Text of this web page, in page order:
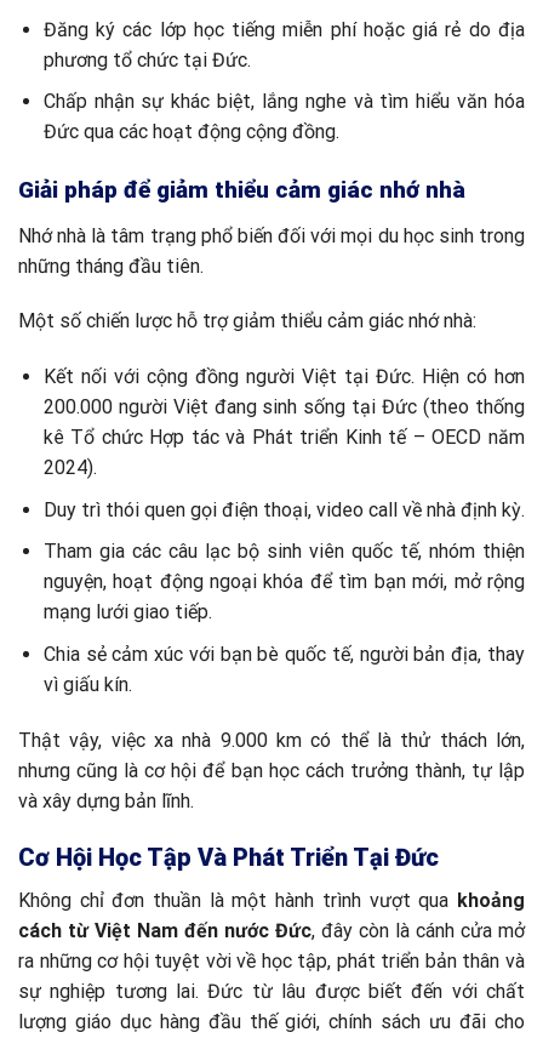
Đăng ký các lớp học tiếng miễn phí hoặc giá rẻ do địa
phương tổ chức tại Đức.
Chấp nhận sự khác biệt, lắng nghe và tìm hiểu văn hóa
Đức qua các hoạt động cộng đồng.
Giải pháp để giảm thiểu cảm giác nhớ nhà
Nhớ nhà là tâm trạng phổ biến đối với mọi du học sinh trong
những tháng đầu tiên.
Một số chiến lược hỗ trợ giảm thiểu cảm giác nhớ nhà:
Kết nối với cộng đồng người Việt tại Đức. Hiện có hơn
200.000 người Việt đang sinh sống tại Đức (theo thống
kê Tổ chức Hợp tác và Phát triển Kinh tế – OECD năm
2024).
Duy trì thói quen gọi điện thoại, video call về nhà định kỳ.
Tham gia các câu lạc bộ sinh viên quốc tế, nhóm thiện
nguyện, hoạt động ngoại khóa để tìm bạn mới, mở rộng
mạng lưới giao tiếp.
Chia sẻ cảm xúc với bạn bè quốc tế, người bản địa, thay
vì giấu kín.
Thật vậy, việc xa nhà 9.000 km có thể là thử thách lớn,
nhưng cũng là cơ hội để bạn học cách trưởng thành, tự lập
và xây dựng bản lĩnh.
Cơ Hội Học Tập Và Phát Triển Tại Đức
Không chỉ đơn thuần là một hành trình vượt qua khoảng
cách từ Việt Nam đến nước Đức, đây còn là cánh cửa mở
ra những cơ hội tuyệt vời về học tập, phát triển bản thân và
sự nghiệp tương lai. Đức từ lâu được biết đến với chất
lượng giáo dục hàng đầu thế giới, chính sách ưu đãi cho